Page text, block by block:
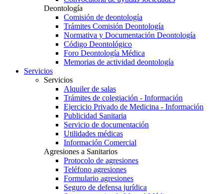
Deontología
Comisión de deontología
Trámites Comisión Deontología
Normativa y Documentación Deontología
Código Deontológico
Foro Deontología Médica
Memorias de actividad deontología
Servicios
Servicios
Alquiler de salas
Trámites de colegiación - Información
Ejercicio Privado de Medicina - Información
Publicidad Sanitaria
Servicio de documentación
Utilidades médicas
Información Comercial
Agresiones a Sanitarios
Protocolo de agresiones
Teléfono agresiones
Formulario agresiones
Seguro de defensa jurídica